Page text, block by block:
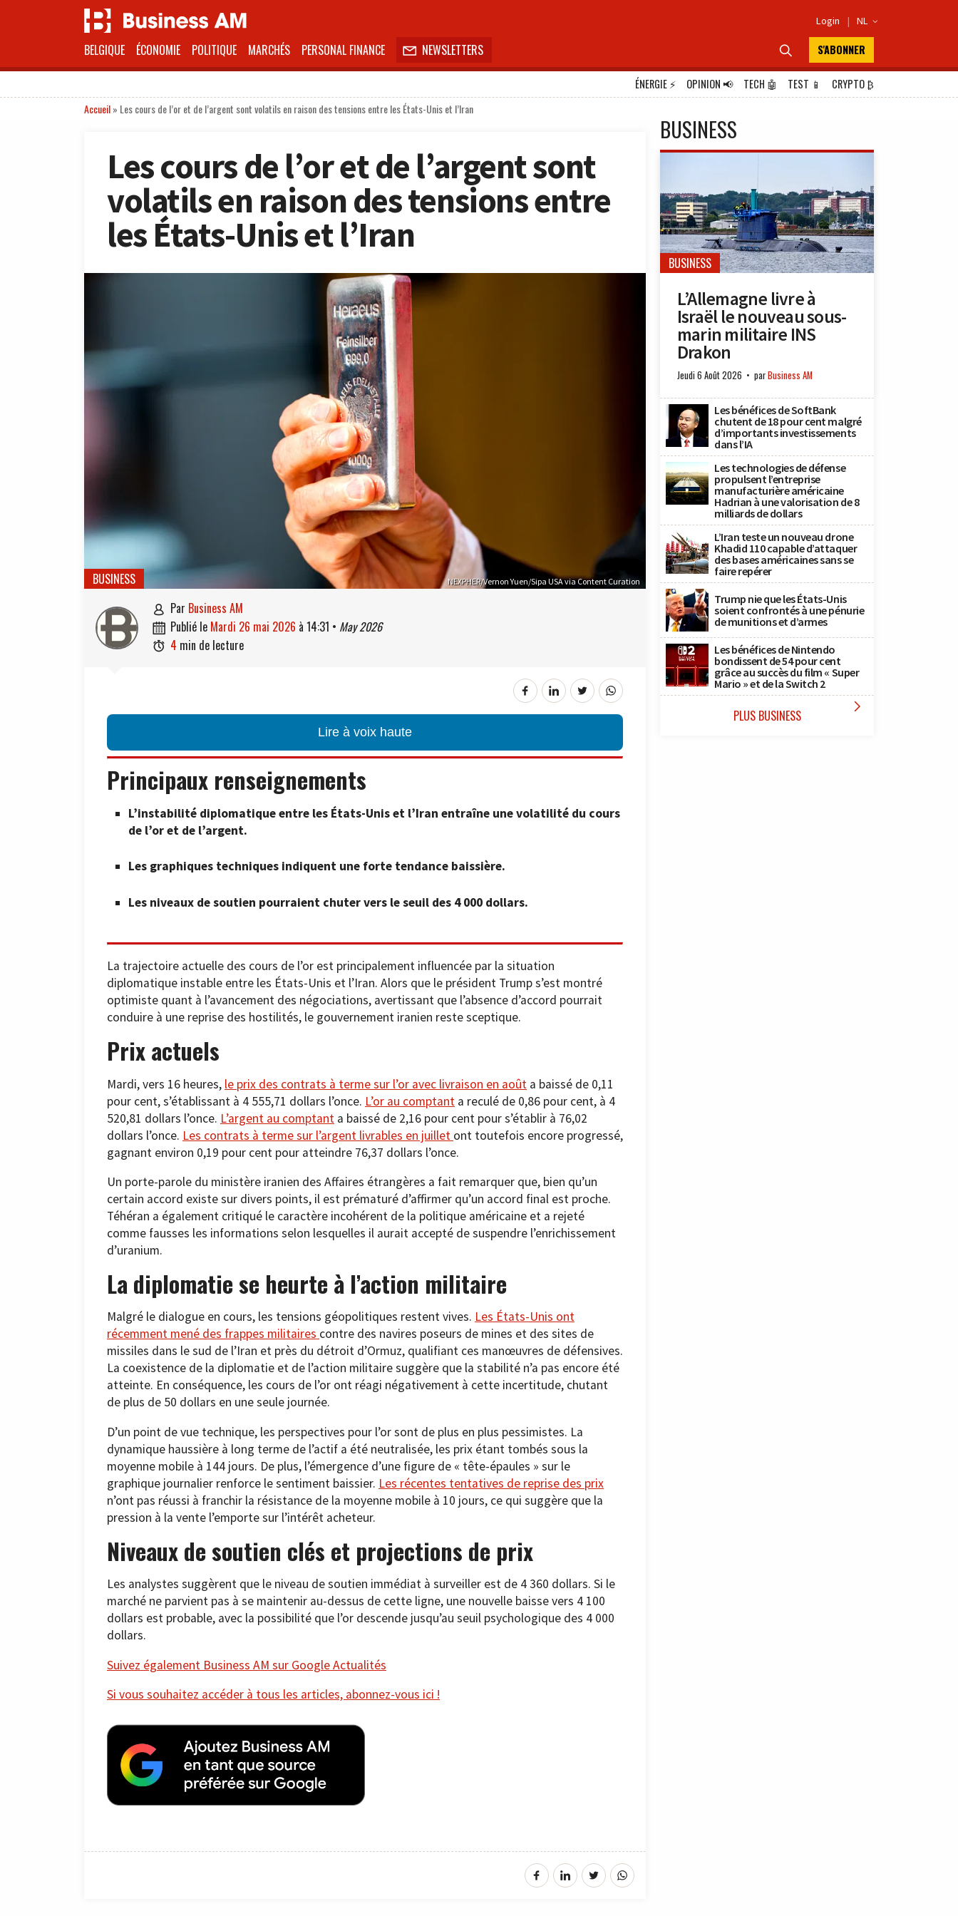
Login | NL 
BELGIQUE ÉCONOMIE POLITIQUE MARCHÉS PERSONAL FINANCE  NEWSLETTERS  S'ABONNER
ÉNERGIE⚡ OPINION📢 TECH 🤖 TEST 📱 CRYPTO₿
Accueil» Les cours de l’or et de l’argent sont volatils en raison des tensions entre les États-Unis et l’Iran
Les cours de l’or et de l’argent sont
volatils en raison des tensions entre
les États-Unis et l’Iran
NEXPHER/Vernon Yuen/Sipa USA via Content Curation
BUSINESS
 par Business AM
 publié le mardi 26 mai 2026 à 14:31 • May 2026
 4 min de lecture
Lire à voix haute
Principaux renseignements
L’instabilité diplomatique entre les États-Unis et l’Iran entraîne une volatilité du cours
de l’or et de l’argent.
Les graphiques techniques indiquent une forte tendance baissière.
Les niveaux de soutien pourraient chuter vers le seuil des 4 000 dollars.
La trajectoire actuelle des cours de l’or est principalement influencée par la situation
diplomatique instable entre les États-Unis et l’Iran. Alors que le président Trump s’est montré
optimiste quant à l’avancement des négociations, avertissant que l’absence d’accord pourrait
conduire à une reprise des hostilités, le gouvernement iranien reste sceptique.
Prix actuels
Mardi, vers 16 heures, le prix des contrats à terme sur l’or avec livraison en août a baissé de 0,11
pour cent, s’établissant à 4 555,71 dollars l’once. L’or au comptant a reculé de 0,86 pour cent, à 4
520,81 dollars l’once. L’argent au comptant a baissé de 2,16 pour cent pour s’établir à 76,02
dollars l’once. Les contrats à terme sur l’argent livrables en juillet ont toutefois encore progressé,
gagnant environ 0,19 pour cent pour atteindre 76,37 dollars l’once.
Un porte-parole du ministère iranien des Affaires étrangères a fait remarquer que, bien qu’un
certain accord existe sur divers points, il est prématuré d’affirmer qu’un accord final est proche.
Téhéran a également critiqué le caractère incohérent de la politique américaine et a rejeté
comme fausses les informations selon lesquelles il aurait accepté de suspendre l’enrichissement
d’uranium.
La diplomatie se heurte à l’action militaire
Malgré le dialogue en cours, les tensions géopolitiques restent vives. Les États-Unis ont
récemment mené des frappes militaires contre des navires poseurs de mines et des sites de
missiles dans le sud de l’Iran et près du détroit d’Ormuz, qualifiant ces manœuvres de défensives.
La coexistence de la diplomatie et de l’action militaire suggère que la stabilité n’a pas encore été
atteinte. En conséquence, les cours de l’or ont réagi négativement à cette incertitude, chutant
de plus de 50 dollars en une seule journée.
D’un point de vue technique, les perspectives pour l’or sont de plus en plus pessimistes. La
dynamique haussière à long terme de l’actif a été neutralisée, les prix étant tombés sous la
moyenne mobile à 144 jours. De plus, l’émergence d’une figure de « tête-épaules » sur le
graphique journalier renforce le sentiment baissier. Les récentes tentatives de reprise des prix
n’ont pas réussi à franchir la résistance de la moyenne mobile à 10 jours, ce qui suggère que la
pression à la vente l’emporte sur l’intérêt acheteur.
Niveaux de soutien clés et projections de prix
Les analystes suggèrent que le niveau de soutien immédiat à surveiller est de 4 360 dollars. Si le
marché ne parvient pas à se maintenir au-dessus de cette ligne, une nouvelle baisse vers 4 100
dollars est probable, avec la possibilité que l’or descende jusqu’au seuil psychologique des 4 000
dollars.
Suivez également Business AM sur Google Actualités
Si vous souhaitez accéder à tous les articles, abonnez-vous ici !
BUSINESS
BUSINESS
L’Allemagne livre à
Israël le nouveau sous-
marin militaire INS
Drakon
Jeudi 6 Août 2026 parBusiness AM
Les bénéfices de SoftBank
chutent de 18 pour cent malgré
d’importants investissements
dans l’IA
Les technologies de défense
propulsent l’entreprise
manufacturière américaine
Hadrian à une valorisation de 8
milliards de dollars
L’Iran teste un nouveau drone
Khadid 110 capable d’attaquer
des bases américaines sans se
faire repérer
Trump nie que les États-Unis
soient confrontés à une pénurie
de munitions et d’armes
Les bénéfices de Nintendo
bondissent de 54 pour cent
grâce au succès du film « Super
Mario » et de la Switch 2
PLUS BUSINESS 